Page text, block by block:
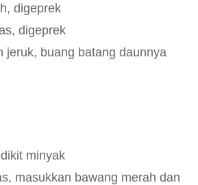
digeprek
digeprek
jeruk, buang batang daunnya
minyak
masukkan bawang merah dan